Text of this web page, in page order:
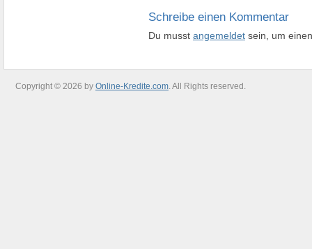
Schreibe einen Kommentar
Du musst angemeldet sein, um
Copyright © 2026 by Online-Kredite.com. All Rights reserved.